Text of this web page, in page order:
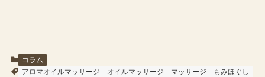
コラム
アロマオイルマッサージ
オイルマッサージ マッサージ
もみほぐし